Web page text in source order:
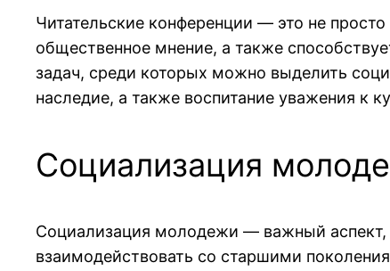
Читательские конференции — это не
общественное мнение, а также
задач, среди которых можно выделить
наследие, а также воспитание уважения к
Социализация
Социализация молодежи — важный
взаимодействовать со старшими